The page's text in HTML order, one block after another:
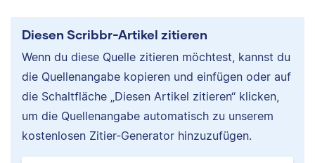
Diesen Scribbr-Artikel zitieren
Wenn du diese Quelle zitieren möchtest, kannst du
die Quellenangabe kopieren und einfügen oder auf
die Schaltfläche „Diesen Artikel zitieren“ klicken,
um die Quellenangabe automatisch zu unserem
kostenlosen Zitier-Generator hinzuzufügen.